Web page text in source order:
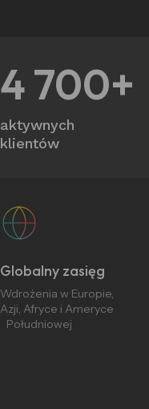
4 700+
aktywnych
klientów
Globalny zasięg
Wdrożenia w Europie,
Azji, Afryce i Ameryce
Południowej